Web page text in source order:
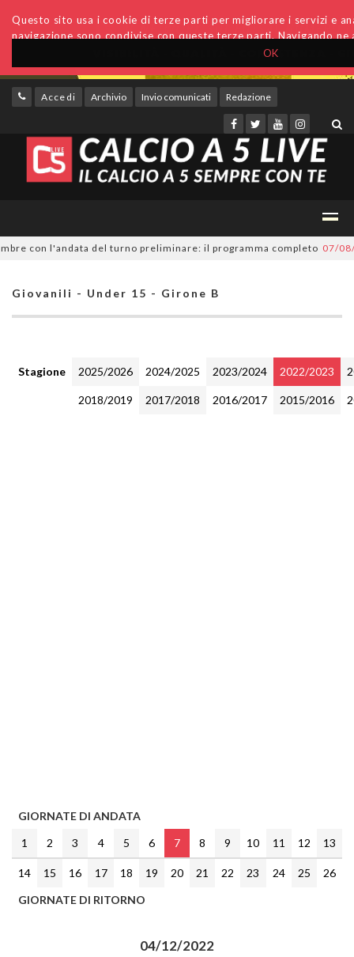
OK
Questo sito usa i cookie di terze parti per migliorare i servizi e
navigazione sono condivise con queste terze parti. Navigando
Accedi Archivio Invio comunicati Redazione
l'andata del turno preliminare: il programma completo 07/08/2026
Giovanili - Under 15 - Girone B
Stagione 2025/2026 2024/2025 2023/2024 2022/2023
2018/2019 2017/2018 2016/2017 2015/2016
GIORNATE DI ANDATA
1
2 3 4 5 6 7 8 9 10 11 12 13
14 15 16 17 18 19 20 21 22 23 24 25
26
GIORNATE DI RITORNO
04/12/2022